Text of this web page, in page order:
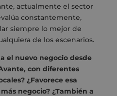
actualmente el sector
constantemente,
siempre lo mejor de
de los escenarios.
el nuevo negocio desde
con diferentes
¿Favorece esa
negocio? ¿También a